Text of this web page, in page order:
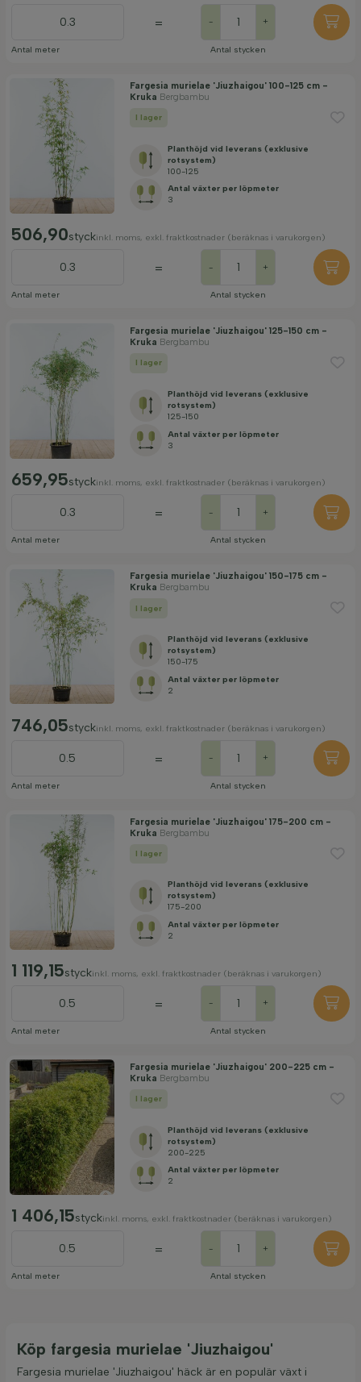
Antal meter
= - +
Antal stycken
Fargesia murielae 'Jiuzhaigou' 100-125 cm -
Kruka Bergbambu
I lager
Planthöjd vid leverans (exklusive
rotsystem)
100-125
Antal växter per löpmeter
3
506,90styckinkl. moms, exkl. fraktkostnader (beräknas i varukorgen)
Antal meter
= - +
Antal stycken
Fargesia murielae 'Jiuzhaigou' 125-150 cm -
Kruka Bergbambu
I lager
Planthöjd vid leverans (exklusive
rotsystem)
125-150
Antal växter per löpmeter
3
659,95styckinkl. moms, exkl. fraktkostnader (beräknas i varukorgen)
Antal meter
= - +
Antal stycken
Fargesia murielae 'Jiuzhaigou' 150-175 cm -
Kruka Bergbambu
I lager
Planthöjd vid leverans (exklusive
rotsystem)
150-175
Antal växter per löpmeter
2
746,05styckinkl. moms, exkl. fraktkostnader (beräknas i varukorgen)
Antal meter
= - +
Antal stycken
Fargesia murielae 'Jiuzhaigou' 175-200 cm -
Kruka Bergbambu
I lager
Planthöjd vid leverans (exklusive
rotsystem)
175-200
Antal växter per löpmeter
2
1 119,15styckinkl. moms, exkl. fraktkostnader (beräknas i varukorgen)
Antal meter
= - +
Antal stycken
Fargesia murielae 'Jiuzhaigou' 200-225 cm -
Kruka Bergbambu
I lager
Planthöjd vid leverans (exklusive
rotsystem)
200-225
Antal växter per löpmeter
2
1 406,15styckinkl. moms, exkl. fraktkostnader (beräknas i varukorgen)
Antal meter
= - +
Antal stycken
Köp fargesia murielae 'Jiuzhaigou'
Fargesia murielae 'Jiuzhaigou' häck är en populär växt i